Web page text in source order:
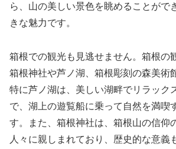
ら、山の美しい景色を眺めることがで
きな魅力です。
箱根での観光も見逃せません。箱根の
箱根神社や芦ノ湖、箱根彫刻の森美術
特に芦ノ湖は、美しい湖畔でリラック
で、湖上の遊覧船に乗って自然を満喫
す。また、箱根神社は、箱根山の信仰
人々に親しまれており、歴史的な意義